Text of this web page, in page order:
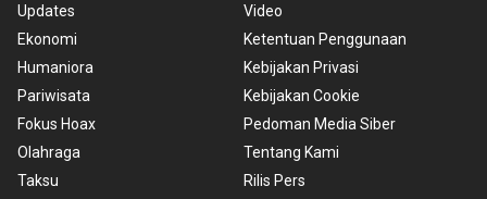
Updates
Ekonomi
Humaniora
Pariwisata
Fokus Hoax
Olahraga
Taksu
Video
Ketentuan Penggunaan
Kebijakan Privasi
Kebijakan Cookie
Pedoman Media Siber
Tentang Kami
Rilis Pers